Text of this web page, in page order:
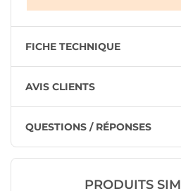
FICHE TECHNIQUE
AVIS CLIENTS
QUESTIONS / RÉPONSES
PRODUITS